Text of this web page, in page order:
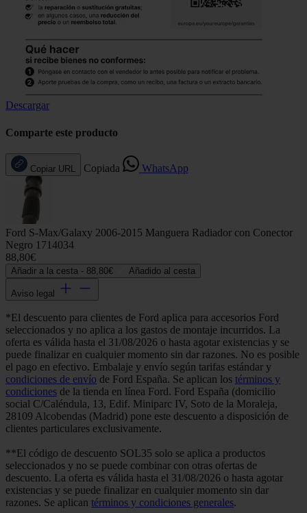
Descargar
Comparte este producto
Copiar URL Copiada WhatsApp
Ford S-Max/Galaxy 2006-2015 Manguera Radiador con Conector
Negro 1714034
88,80€
Añadir a la cesta - 88,80€ Añadido al cesta
Aviso legal
*El descuento para clientes de Ford aplica para accesorios Ford
seleccionados y no aplica a los gastos de montaje incurridos. La
oferta es válida hasta el 31/08/2026 o hasta agotar existencias y se
puede finalizar en cualquier momento sin dar razones. No es posible
el pago en efectivo. Embalaje y envío según tarifas estándar y
condiciones de envío de Ford España. Se aplican los términos y
condiciones de la tienda en línea Ford. Ford España (domicilio
social C/Caléndula, 13, Edif. Miniparc IV, Soto de la Moraleja,
28109 Alcobendas (Madrid) pone este descuento a disposición de
clientes particulares exclusivamente.
**El código de descuento SOL35 solo se aplica a productos
seleccionados y no se puede combinar con otras ofertas de
descuento. La oferta es válida hasta el 31/08/2026 o hasta agotar
existencias y se puede finalizar en cualquier momento sin dar
razones. Se aplican términos y condiciones generales.